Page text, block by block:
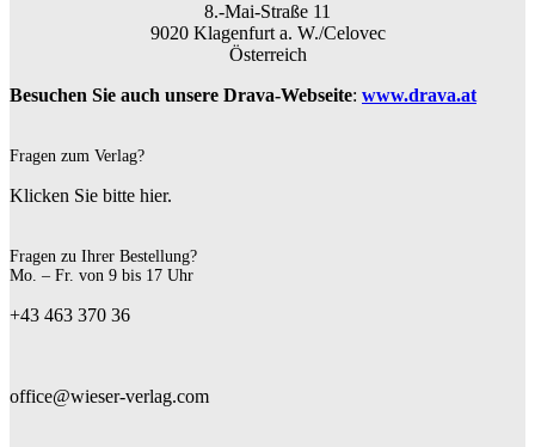
8.-Mai-Straße 11
9020 Klagenfurt a. W./Celovec
Österreich
Besuchen Sie auch unsere Drava-Webseite: www.drava.at
Fragen zum Verlag?
Klicken Sie bitte hier.
Fragen zu Ihrer Bestellung?
Mo. – Fr. von 9 bis 17 Uhr
+43 463 370 36
office@wieser-verlag.com